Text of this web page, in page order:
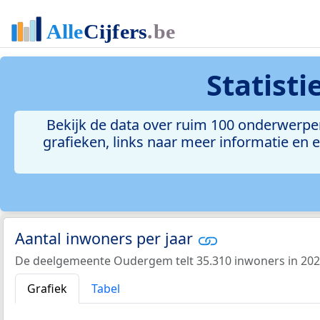
Bekijk de data over ruim 100
grafieken, links naar meer informatie en
Aantal inwoners per jaar
De deelgemeente Oudergem telt 35.310 inwoners in
Grafiek
Tabel